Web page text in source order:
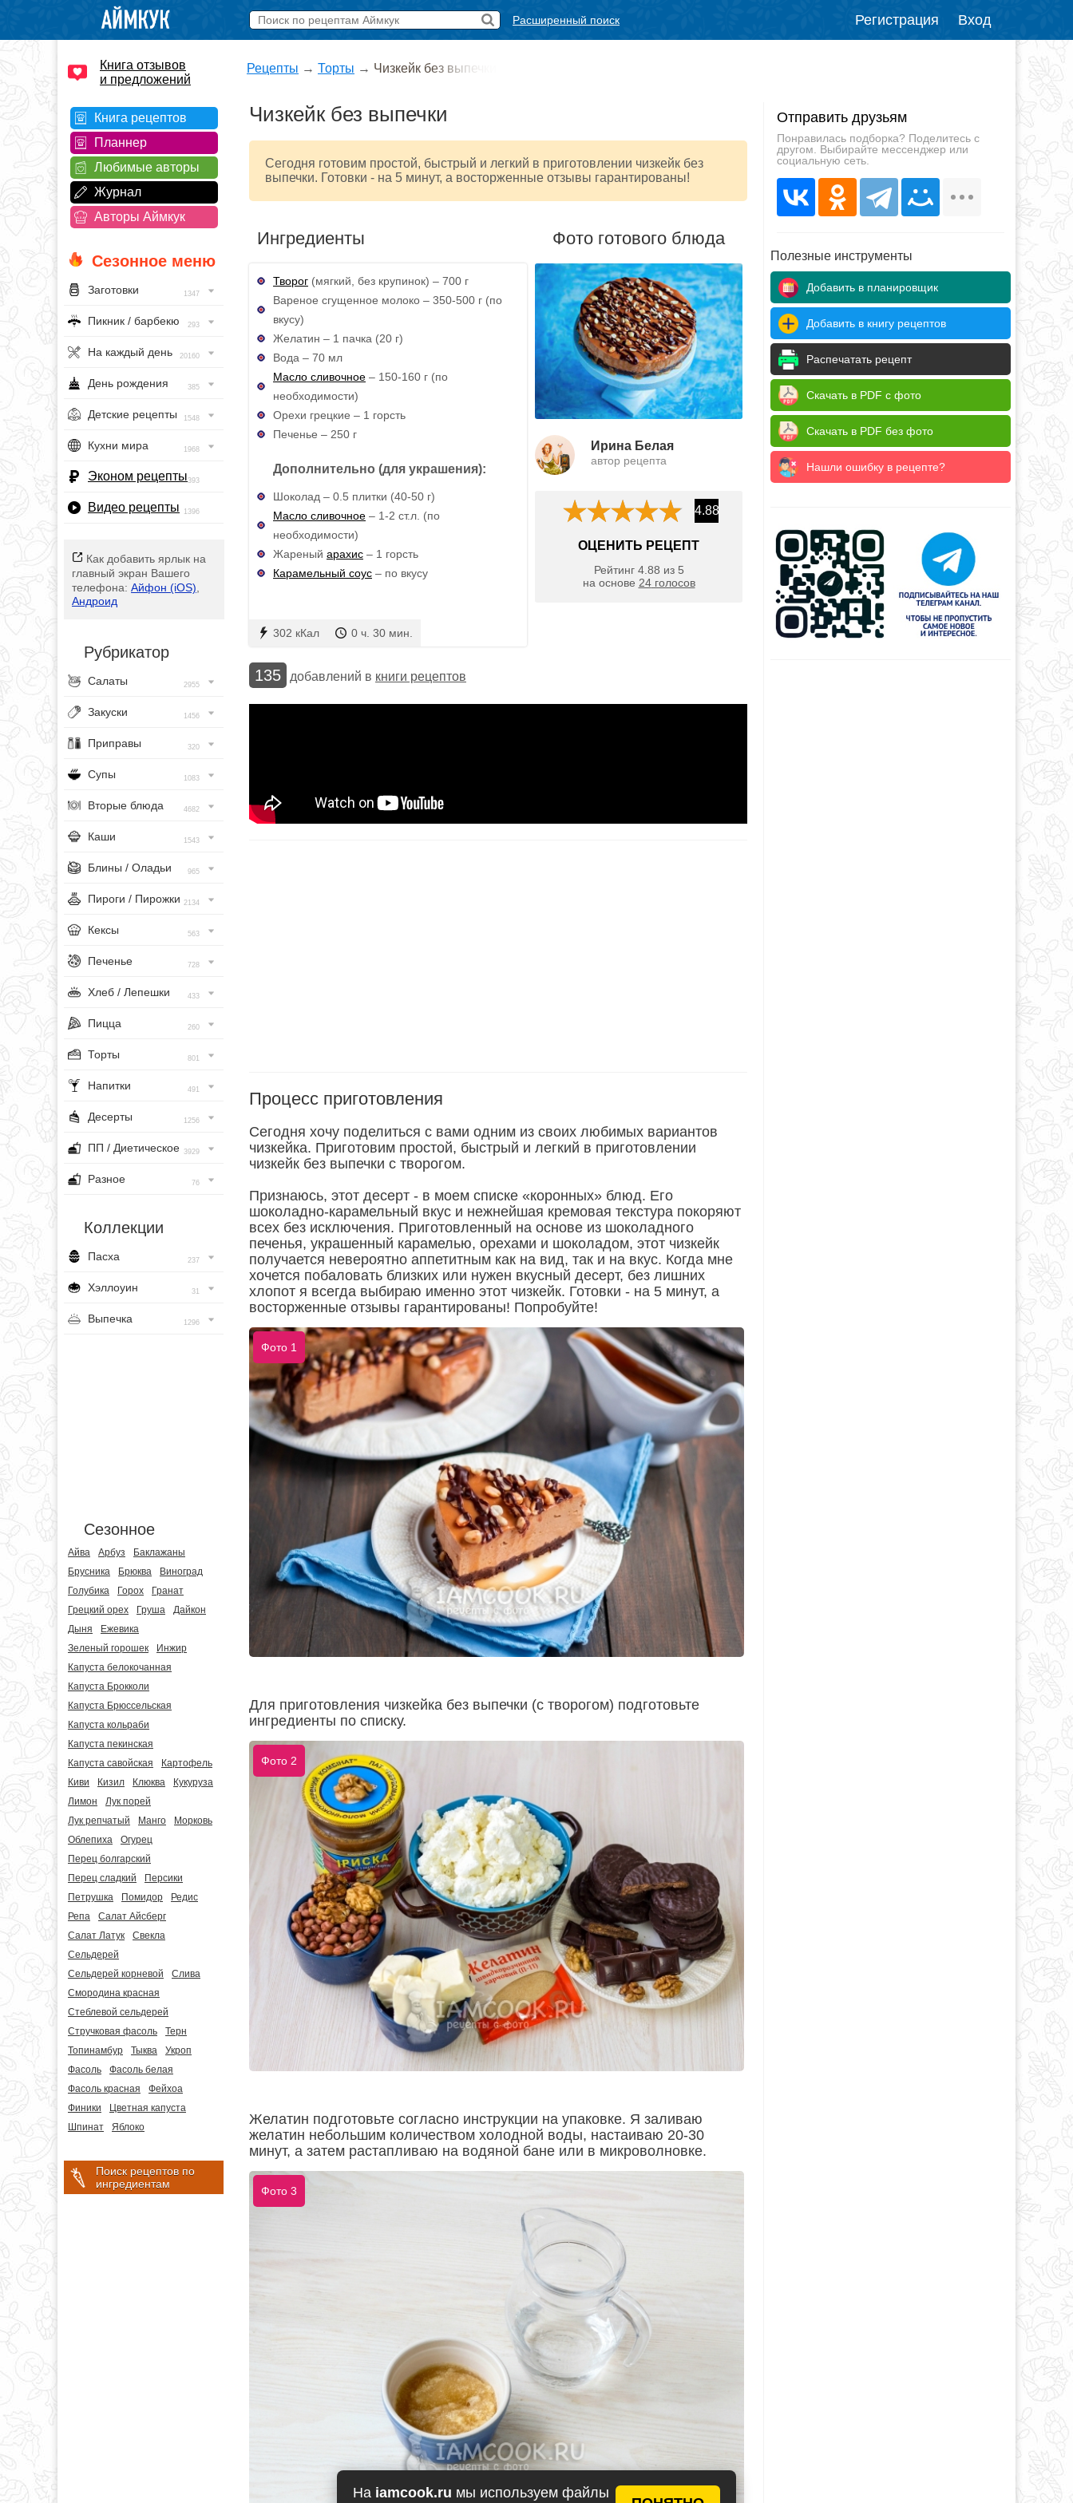
На iamcook.ru мы используем файлы
Расширенный поиск Регистрация Вход
Книга отзывов
и предложений
Книга рецептов
Планнер
Любимые авторы
Журнал
Авторы Аймкук
Сезонное меню
Заготовки 1347
Пикник / барбекю 293
На каждый день 20160
День рождения 385
Детские рецепты 1548
Кухни мира 1968
Эконом рецепты393
Видео рецепты 1396
Как добавить ярлык на
главный экран Вашего
телефона: Айфон (iOS)
Андроид
Рубрикатор
Салаты 2955
Закуски 1456
Приправы 320
Супы 1083
Вторые блюда 4682
Каши 1543
Блины / Оладьи 965
Пироги / Пирожки 2134
Кексы 563
Печенье 728
Хлеб / Лепешки 433
Пицца 260
Торты 801
Напитки 491
Десерты 1256
ПП / Диетическое 3929
Разное 76
Коллекции
Пасха 237
Хэллоуин 31
Выпечка 1296
Сезонное
Айва Арбуз
Баклажаны
Брусника
Брюква
Виноград
Голубика
Горох
Гранат
Грецкий орех
Груша
Дайкон
Дыня
Ежевика
Зеленый горошек
Инжир
Капуста белокочанная
Капуста Брокколи
Капуста Брюссельская
Капуста кольраби
Капуста пекинская
Капуста савойская
Картофель
Киви
Кизил Клюква
Кукуруза
Лимон
Лук порей
Лук репчатый
Манго
Морковь
Облепиха
Огурец
Перец болгарский
Перец сладкий
Персики
Петрушка
Помидор
Редис
Репа
Салат Айсберг
Салат Латук
Свекла
Сельдерей
Сельдерей корневой
Слива
Смородина красная
Стеблевой сельдерей
Стручковая фасоль
Терн
Топинамбур
Тыква
Укроп
Фасоль
Фасоль белая
Фасоль красная
Фейхоа
Финики
Цветная капуста
Шпинат
Яблоко
Поиск рецептов по
ингредиентам
Рецепты → Торты → Чизкейк без выпечки
Чизкейк без выпечки
Сегодня готовим простой, быстрый и легкий в приготовлении чизкейк без
выпечки. Готовки - на 5 минут, а восторженные отзывы гарантированы!
Ингредиенты
Творог (мягкий, без крупинок) – 700 г
Вареное сгущенное молоко – 350-500 г (по
вкусу)
Желатин – 1 пачка (20 г)
Вода – 70 мл
Масло сливочное – 150-160 г (по
необходимости)
Орехи грецкие – 1 горсть
Печенье – 250 г
Дополнительно (для украшения):
Шоколад – 0.5 плитки (40-50 г)
Масло сливочное – 1-2 ст.л. (по
необходимости)
Жареный арахис – 1 горсть
Карамельный соус – по вкусу
302 кКал 0 ч. 30 мин.
Фото готового блюда
Ирина Белая
автор рецепта
4.88
ОЦЕНИТЬ РЕЦЕПТ
Рейтинг 4.88 из 5
на основе 24голосов
135 добавлений в книги рецептов
Процесс приготовления
Сегодня хочу поделиться с вами одним из своих любимых вариантов
чизкейка. Приготовим простой, быстрый и легкий в приготовлении
чизкейк без выпечки с творогом.
Признаюсь, этот десерт - в моем списке «коронных» блюд. Его
шоколадно-карамельный вкус и нежнейшая кремовая текстура покоряют
всех без исключения. Приготовленный на основе из шоколадного
печенья, украшенный карамелью, орехами и шоколадом, этот чизкейк
получается невероятно аппетитным как на вид, так и на вкус. Когда мне
хочется побаловать близких или нужен вкусный десерт, без лишних
хлопот я всегда выбираю именно этот чизкейк. Готовки - на 5 минут, а
восторженные отзывы гарантированы! Попробуйте!
Фото 1
Для приготовления чизкейка без выпечки (с творогом) подготовьте
ингредиенты по списку.
Фото 2
Желатин подготовьте согласно инструкции на упаковке. Я заливаю
желатин небольшим количеством холодной воды, настаиваю 20-30
минут, а затем растапливаю на водяной бане или в микроволновке.
Фото 3
Отправить друзьям
Понравилась подборка? Поделитесь с
другом. Выбирайте мессенджер или
социальную сеть.
Полезные инструменты
Добавить в планировщик
Добавить в книгу рецептов
Распечатать рецепт
Скачать в PDF с фото
Скачать в PDF без фото
Нашли ошибку в рецепте?